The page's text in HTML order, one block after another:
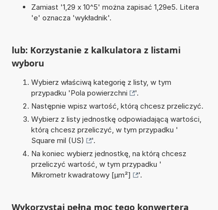
Zamiast '1,29 x 10^5' można zapisać 1,29e5. Litera
'e' oznacza 'wykładnik'.
lub: Korzystanie z kalkulatora z listami
wyboru
Wybierz właściwą kategorię z listy, w tym
przypadku 'Pola powierzchni
'.
Następnie wpisz wartość, którą chcesz przeliczyć.
Wybierz z listy jednostkę odpowiadającą wartości,
którą chcesz przeliczyć, w tym przypadku '
Square mil (US)
'.
Na koniec wybierz jednostkę, na którą chcesz
przeliczyć wartość, w tym przypadku '
Mikrometr kwadratowy [µm²]
'.
Wykorzystaj pełną moc tego konwertera